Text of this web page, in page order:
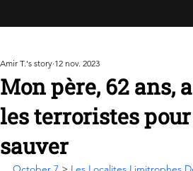
Mon père, 62 ans,
les terroristes
sauver
Amir T.'s story 12 nov. 2023